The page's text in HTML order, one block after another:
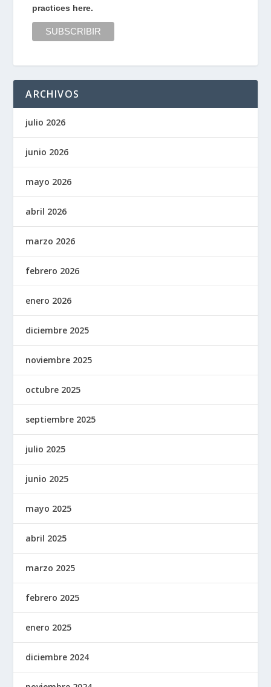
practices here.
ARCHIVOS
julio 2026
junio 2026
mayo 2026
abril 2026
marzo 2026
febrero 2026
enero 2026
diciembre 2025
noviembre 2025
octubre 2025
septiembre 2025
julio 2025
junio 2025
mayo 2025
abril 2025
marzo 2025
febrero 2025
enero 2025
diciembre 2024